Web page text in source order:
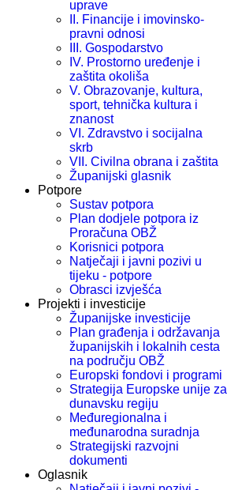
uprave
II. Financije i imovinsko-
pravni odnosi
III. Gospodarstvo
IV. Prostorno uređenje i
zaštita okoliša
V. Obrazovanje, kultura,
sport, tehnička kultura i
znanost
VI. Zdravstvo i socijalna
skrb
VII. Civilna obrana i zaštita
Županijski glasnik
Potpore
Sustav potpora
Plan dodjele potpora iz
Proračuna OBŽ
Korisnici potpora
Natječaji i javni pozivi u
tijeku - potpore
Obrasci izvješća
Projekti i investicije
Županijske investicije
Plan građenja i održavanja
županijskih i lokalnih cesta
na području OBŽ
Europski fondovi i programi
Strategija Europske unije za
dunavsku regiju
Međuregionalna i
međunarodna suradnja
Strategijski razvojni
dokumenti
Oglasnik